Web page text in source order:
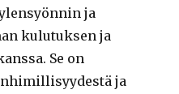
ja
kulutuksen ja
Se on
ja